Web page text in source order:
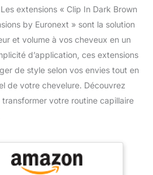
extensions « Clip In Dark Brown
by Euronext » sont la solution
et volume à vos cheveux en un
d’application, ces extensions
de style selon vos envies tout en
de votre chevelure. Découvrez
votre routine capillaire